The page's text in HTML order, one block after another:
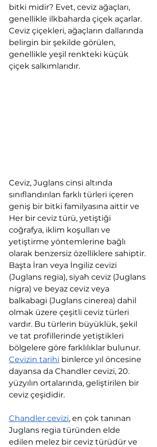
bitki midir? Evet, ceviz ağaçları,
genellikle ilkbaharda çiçek açarlar.
Ceviz çiçekleri, ağaçların dallarında
belirgin bir şekilde görülen,
genellikle yeşil renkteki küçük
çiçek salkımlarıdır.
Ceviz, Juglans cinsi altında
sınıflandırılan farklı türleri içeren
geniş bir bitki familyasına aittir ve
Her bir ceviz türü, yetiştiği
coğrafya, iklim koşulları ve
yetiştirme yöntemlerine bağlı
olarak benzersiz özelliklere sahiptir.
Başta İran veya İngiliz cevizi
(Juglans regia), siyah ceviz (Juglans
nigra) ve beyaz ceviz veya
balkabagi (Juglans cinerea) dahil
olmak üzere çeşitli ceviz türleri
vardır. Bu türlerin büyüklük, şekil
ve tat profillerinde yetiştikleri
bölgelere göre farklılıklar bulunur.
Cevizin tarihi binlerce yıl öncesine
dayansa da Chandler cevizi, 20.
yüzyılın ortalarında, geliştirilen bir
ceviz çeşididir.
Chandler cevizi, en çok tanınan
Juglans regia türünden elde
edilen melez bir ceviz türüdür ve